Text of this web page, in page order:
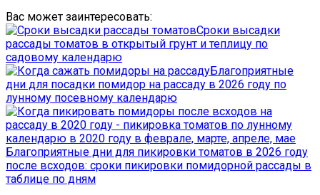
Вас может заинтересовать:
Сроки высадки
рассады томатов в открытый грунт и теплицу по
садовому календарю
Благоприятные
дни для посадки помидор на рассаду в 2026 году по
лунному посевному календарю
Благоприятные дни для пикировки томатов в 2026 году
после всходов: сроки пикировки помидорной рассады в
таблице по дням